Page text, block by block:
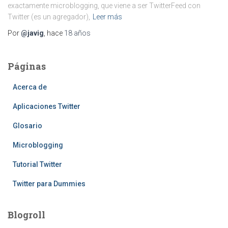
exactamente microblogging, que viene a ser TwitterFeed con
Twitter (es un agregador),
Leer más
Por@javig , hace 18 años
Páginas
Acerca de
Aplicaciones Twitter
Glosario
Microblogging
Tutorial Twitter
Twitter para Dummies
Blogroll